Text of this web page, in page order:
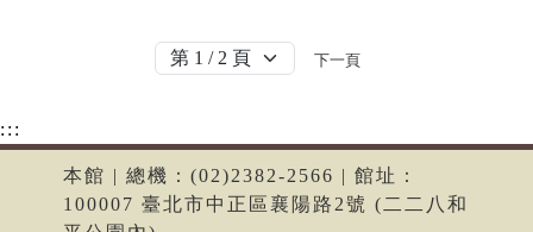
下一頁
:::
本館 | 總機：(02)2382-2566 | 館址：
100007 臺北市中正區襄陽路2號 (二二八和